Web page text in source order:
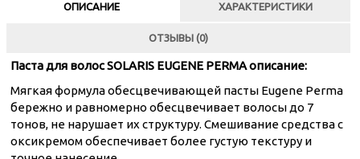
ОПИСАНИЕ ХАРАКТЕРИСТИКИ
ОТЗЫВЫ (0)
Паста для волос SOLARIS EUGENE PERMA описание:
Мягкая формула обесцвечивающей пасты Eugene Perma
бережно и равномерно обесцвечивает волосы до 7
тонов, не нарушает их структуру. Смешивание средства с
оксикремом обеспечивает более густую текстуру и